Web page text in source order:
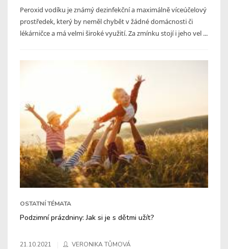
Peroxid vodíku je známý dezinfekční a maximálně víceúčelový
prostředek, který by neměl chybět v žádné domácnosti či
lékárničce a má velmi široké využití. Za zmínku stojí i jeho vel ...
OSTATNÍ TÉMATA
Podzimní prázdniny: Jak si je s dětmi užít?
21.10.2021 VERONIKA TŮMOVÁ